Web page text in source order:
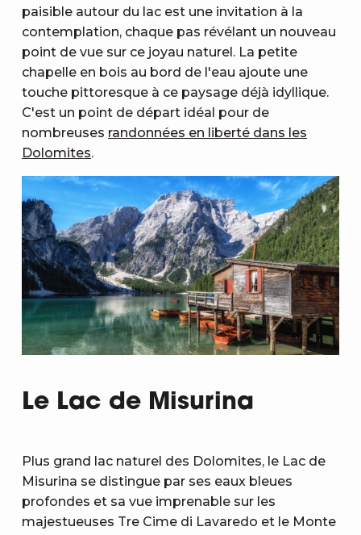
paisible autour du lac est une invitation à la
contemplation, chaque pas révélant un nouveau
point de vue sur ce joyau naturel. La petite
chapelle en bois au bord de l'eau ajoute une
touche pittoresque à ce paysage déjà idyllique.
C'est un point de départ idéal pour de
nombreuses randonnées en liberté dans les
Dolomites.
Le Lac de Misurina
Plus grand lac naturel des Dolomites, le Lac de
Misurina se distingue par ses eaux bleues
profondes et sa vue imprenable sur les
majestueuses Tre Cime di Lavaredo et le Monte